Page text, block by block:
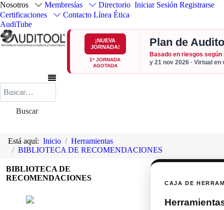
Nosotros Membresías
Directorio
Certificaciones
Contacto Línea Ética
AudiTube
Iniciar Sesión Registrarse
¡NUEVA
JORNADA!
1ª JORNADA
AGOTADA
Plan de
Basado en riesgos según
y 21 nov 2026 · Virtual en
Buscar
Buscar
Está aquí: Inicio
Herramientas
BIBLIOTECA DE RECOMENDACIONES
BIBLIOTECA DE
RECOMENDACIONES
CAJA DE